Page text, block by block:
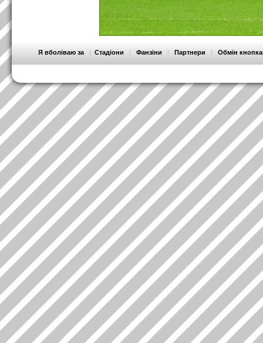
Я вболіваю за | Стадіони | Фанзіни | Партнери | Обмін